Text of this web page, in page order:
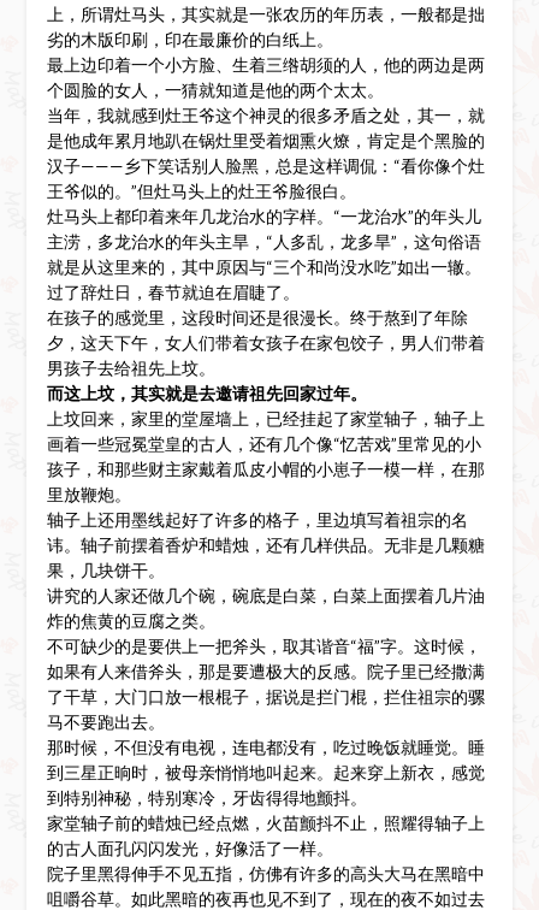
上，所谓灶马头，其实就是一张农历的年历表，一般都是拙
劣的木版印刷，印在最廉价的白纸上。
最上边印着一个小方脸、生着三绺胡须的人，他的两边是两
个圆脸的女人，一猜就知道是他的两个太太。
当年，我就感到灶王爷这个神灵的很多矛盾之处，其一，就
是他成年累月地趴在锅灶里受着烟熏火燎，肯定是个黑脸的
汉子———乡下笑话别人脸黑，总是这样调侃：“看你像个灶
王爷似的。”但灶马头上的灶王爷脸很白。
灶马头上都印着来年几龙治水的字样。“一龙治水”的年头儿
主涝，多龙治水的年头主旱，“人多乱，龙多旱”，这句俗语
就是从这里来的，其中原因与“三个和尚没水吃”如出一辙。
过了辞灶日，春节就迫在眉睫了。
在孩子的感觉里，这段时间还是很漫长。终于熬到了年除
夕，这天下午，女人们带着女孩子在家包饺子，男人们带着
男孩子去给祖先上坟。
而这上坟，其实就是去邀请祖先回家过年。
上坟回来，家里的堂屋墙上，已经挂起了家堂轴子，轴子上
画着一些冠冕堂皇的古人，还有几个像“忆苦戏”里常见的小
孩子，和那些财主家戴着瓜皮小帽的小崽子一模一样，在那
里放鞭炮。
轴子上还用墨线起好了许多的格子，里边填写着祖宗的名
讳。轴子前摆着香炉和蜡烛，还有几样供品。无非是几颗糖
果，几块饼干。
讲究的人家还做几个碗，碗底是白菜，白菜上面摆着几片油
炸的焦黄的豆腐之类。
不可缺少的是要供上一把斧头，取其谐音“福”字。这时候，
如果有人来借斧头，那是要遭极大的反感。院子里已经撒满
了干草，大门口放一根棍子，据说是拦门棍，拦住祖宗的骡
马不要跑出去。
那时候，不但没有电视，连电都没有，吃过晚饭就睡觉。睡
到三星正晌时，被母亲悄悄地叫起来。起来穿上新衣，感觉
到特别神秘，特别寒冷，牙齿得得地颤抖。
家堂轴子前的蜡烛已经点燃，火苗颤抖不止，照耀得轴子上
的古人面孔闪闪发光，好像活了一样。
院子里黑得伸手不见五指，仿佛有许多的高头大马在黑暗中
咀嚼谷草。如此黑暗的夜再也见不到了，现在的夜不如过去